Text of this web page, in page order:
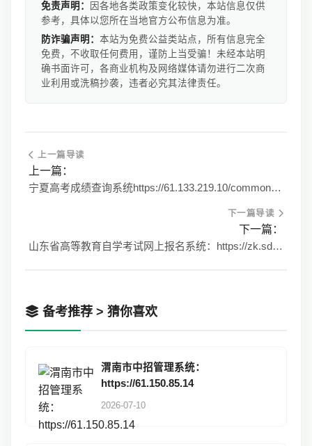
免责声明：
因各地各类政策变化较快，本站信息仅供
参考，具体以您所在当地官方公布信息为准。
防诈骗声明： 本站为免费公益类站点，所有信息完全
免费，不收取任何费用，谨防上当受骗！未经本站明
确书面许可，各商业机构及网络媒体请勿进行二次商
业利用或洗稿抄袭，违者必究其法律责任。
上一篇导读
上一篇：
宁夏高考成绩查询系统https://61.133.219.10/common/Score_query.do
下一篇导读
下一篇：
山东省高等教育自学考试网上报名系统：https://zk.sdzk.cn/
备考推荐 > 猜你喜欢
渭南市中招管理系统：
https://61.150.85.14
2026-07-10